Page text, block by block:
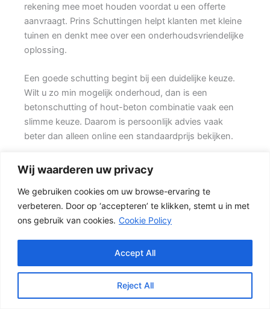
Wij waarderen uw privacy
We gebruiken cookies om uw browse-ervaring te
verbeteren. Door op ‘accepteren’ te klikken, stemt u in met
ons gebruik van cookies. Cookie Policy
Reject All
Accept All
rekening mee moet houden voordat u een offerte
aanvraagt. Prins Schuttingen helpt klanten met kleine
tuinen en denkt mee over een onderhoudsvriendelijke
oplossing.
Een goede schutting begint bij een duidelijke keuze.
Wilt u zo min mogelijk onderhoud, dan is een
betonschutting of hout-beton combinatie vaak een
slimme keuze. Daarom is persoonlijk advies vaak
beter dan alleen online een standaardprijs bekijken.
De juiste keuze voor uw tuin
In veel tuinen wordt gekozen voor een combinatie
van hout en beton. {De betonpalen en betonplaten
zorgen voor stabiliteit, terwijl het tuinhout zorgen voor
een natuurlijke uitstraling.} Het resultaat is een stevige
Wie een robuuste en onderhoudsarme oplossing